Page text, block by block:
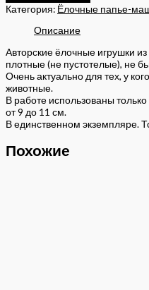
Категория: Ёлочные папье-
Описание
Авторские ёлочные игрушки
плотные (не пустотелые), не
Очень актуально для тех, у
животные.
В работе использованы
от 9 до 11 см.
В единственном экземпляре.
Похожие